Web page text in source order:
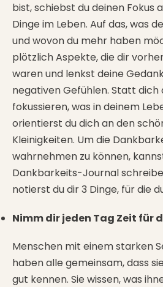
bist, schiebst du deinen Fokus
Dinge im Leben. Auf das, was
und wovon du mehr haben
plötzlich Aspekte, die dir
waren und lenkst deine
negativen Gefühlen. Statt dich
fokussieren, was in deinem
orientierst du dich an den
Kleinigkeiten. Um die
wahrnehmen zu können,
Dankbarkeits-Journal
notierst du dir 3 Dinge, für die
Nimm dir jeden Tag Zeit für
Menschen mit einem starken
haben alle gemeinsam, dass
gut kennen. Sie wissen, was